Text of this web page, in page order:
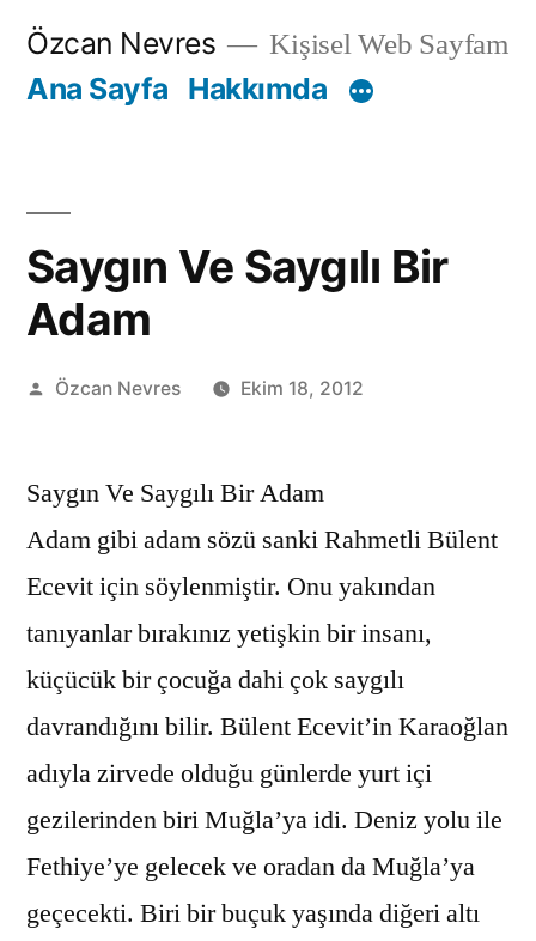
İçeriğe
Özcan Nevres Kişisel Web Sayfam
Ana Sayfa Hakkımda
Saygın Ve Saygılı Bir
Adam
Gönderen:
Özcan Nevres Ekim 18, 2012
Saygın Ve Saygılı Bir Adam
Adam gibi adam sözü sanki Rahmetli Bülent
Ecevit için söylenmiştir. Onu yakından
tanıyanlar bırakınız yetişkin bir insanı,
küçücük bir çocuğa dahi çok saygılı
davrandığını bilir. Bülent Ecevit’in Karaoğlan
adıyla zirvede olduğu günlerde yurt içi
gezilerinden biri Muğla’ya idi. Deniz yolu ile
Fethiye’ye gelecek ve oradan da Muğla’ya
geçecekti. Biri bir buçuk yaşında diğeri altı